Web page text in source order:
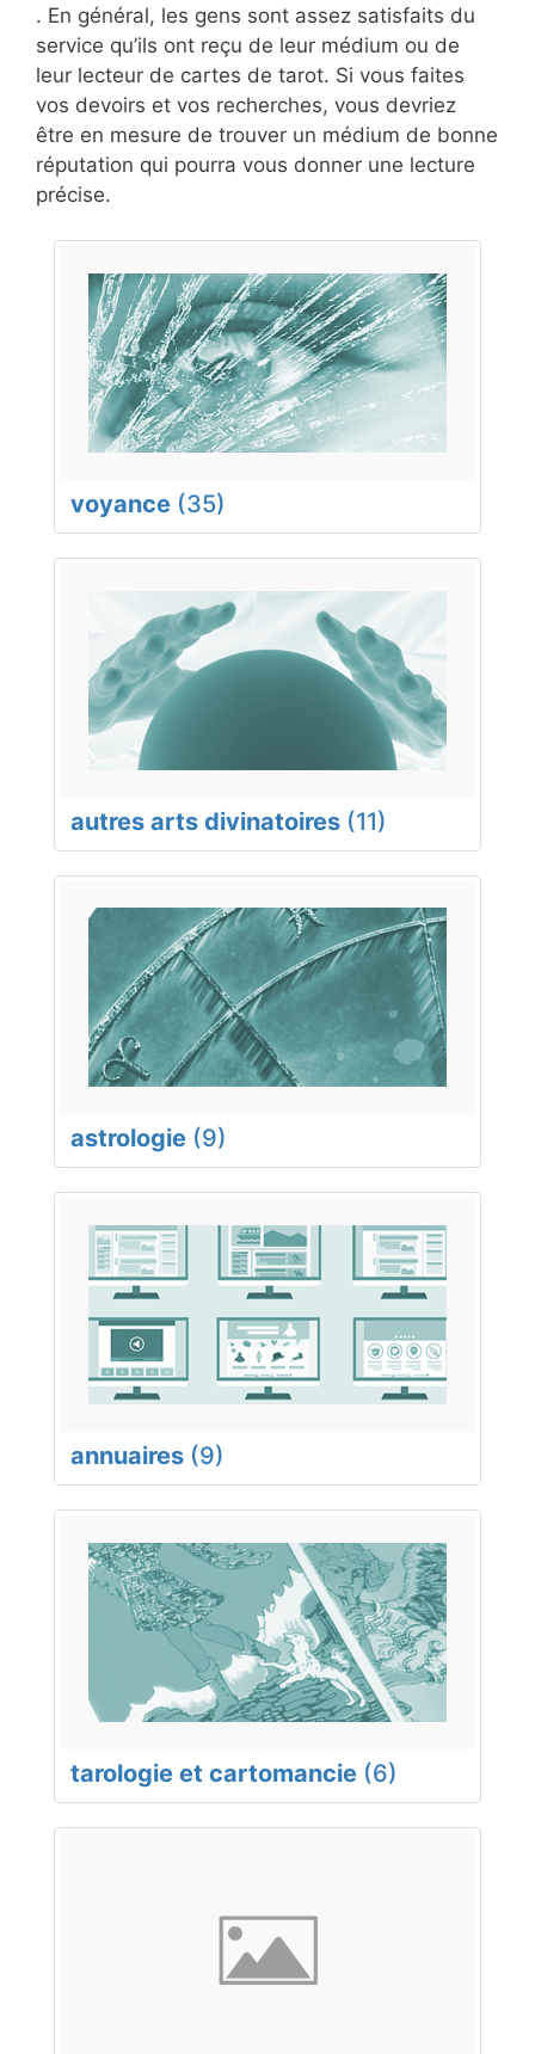
. En général, les gens sont assez satisfaits du
service qu’ils ont reçu de leur médium ou de
leur lecteur de cartes de tarot. Si vous faites
vos devoirs et vos recherches, vous devriez
être en mesure de trouver un médium de bonne
réputation qui pourra vous donner une lecture
précise.
voyance (35)
autres arts divinatoires (11)
astrologie (9)
annuaires (9)
tarologie et cartomancie (6)